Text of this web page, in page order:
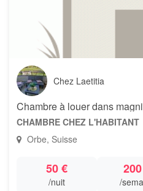
Chez Laetitia
CHAMBRE CHEZ L'HABITANT
Orbe, Suisse
50 €
/nuit /